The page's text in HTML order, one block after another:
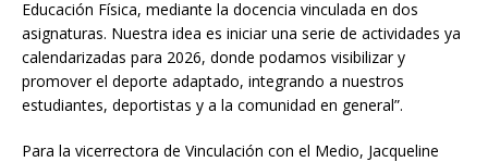
Educación Física, mediante la docencia vinculada en dos
asignaturas. Nuestra idea es iniciar una serie de actividades ya
calendarizadas para 2026, donde podamos visibilizar y
promover el deporte adaptado, integrando a nuestros
estudiantes, deportistas y a la comunidad en general”.
Para la vicerrectora de Vinculación con el Medio, Jacqueline